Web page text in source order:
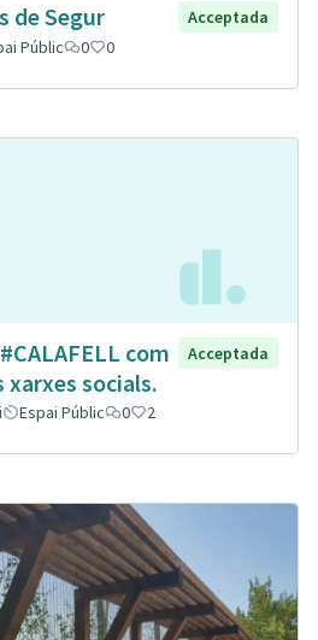
de Segur
Acceptada
Públic 0 0
com
xarxes socials.
Acceptada
Espai Públic 0 2